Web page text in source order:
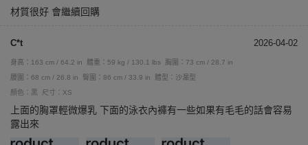
材質很好 會繼續回購
C*t 2026-04-02
身高：163 cm / 64.2 in 體重：59 kg / 130.1 lbs
胸圍：73 cm / 28.7 in
腰圍：68 cm / 26.8 in
臀圍：86 cm / 33.9 in
體型：沙漏型
顏色：黑
尺寸：XS
上面的胸罩輕微爆乳 下面的泳衣內褲有一些如果有毛毛的話會容易
露出來